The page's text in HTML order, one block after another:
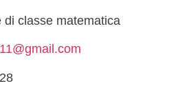
di classe matematica